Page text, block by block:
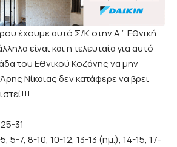
έχουμε αυτό Σ/Κ στην Α΄ Εθνική
είναι και η τελευταία για αυτό
του Εθνικού Κοζάνης να μην
Νίκαιας δεν κατάφερε να βρει
31
5-7, 8-10, 10-12, 13-13 (ημ.), 14-15, 17-